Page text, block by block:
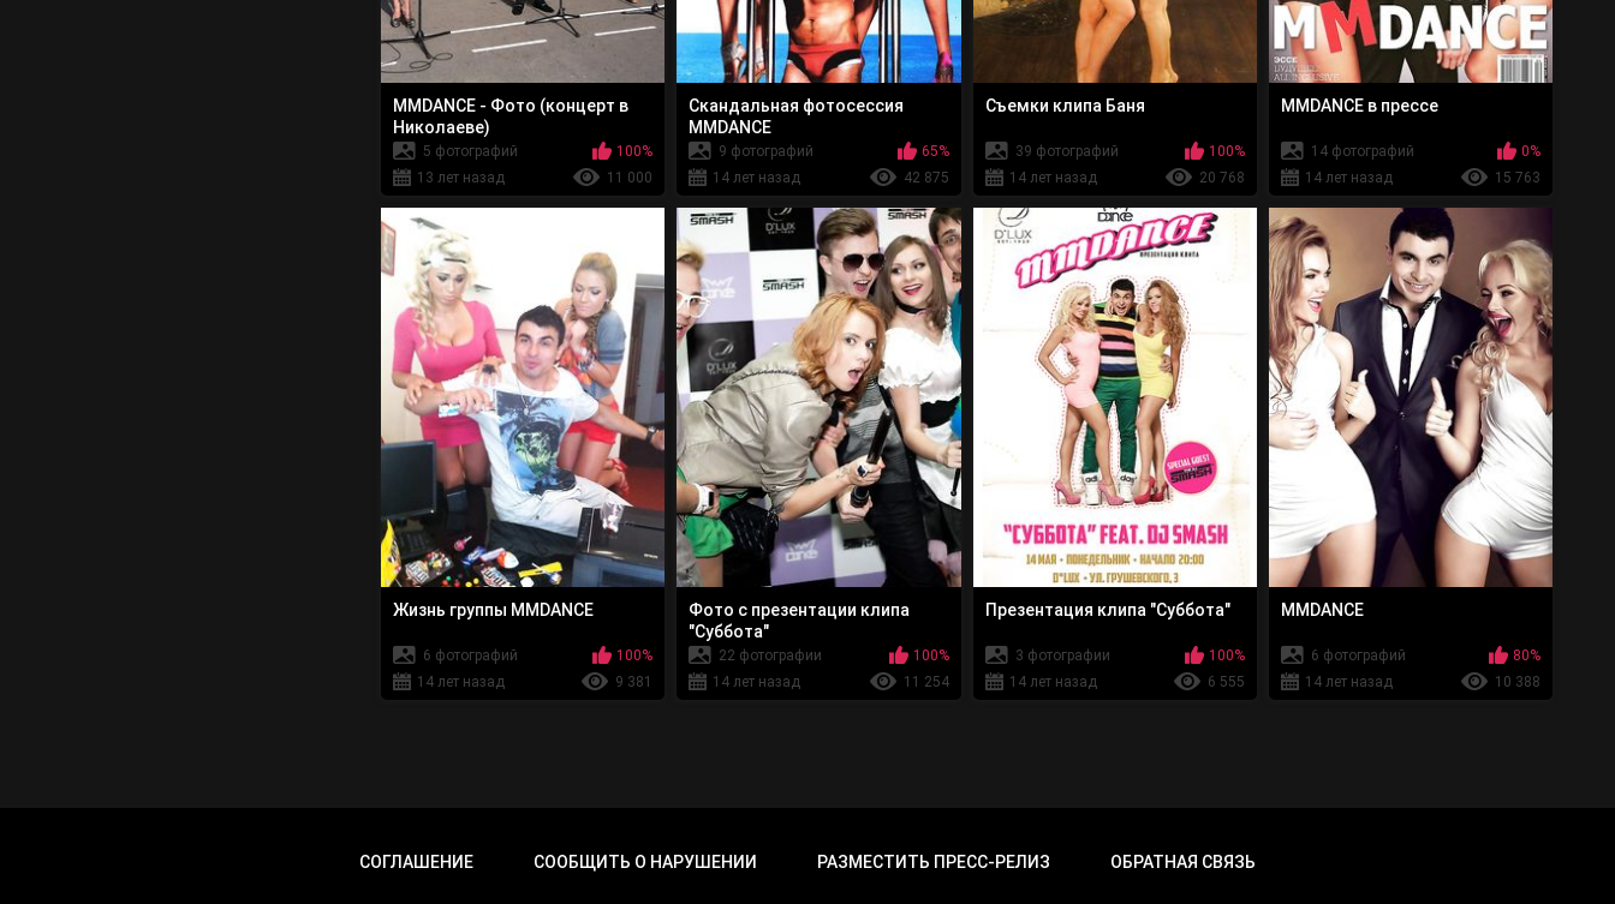
MMDANCE - Фото (концерт в
Николаеве)
5 фотографий
100%
13 лет назад
11 000
Cкандальная фотосессия
MMDANCE
9 фотографий
65%
14 лет назад
42 875
Съемки клипа Баня
39 фотографий
100%
14 лет назад
20 768
MMDANCE в прессе
14 фотографий
0%
14 лет назад
15 763
Жизнь группы MMDANCE
6 фотографий
100%
14 лет назад
9 381
Фото с презентации клипа
"Суббота"
22 фотографии
100%
14 лет назад
11 254
Презентация клипа "Суббота"
3 фотографии
100%
14 лет назад
6 555
MMDANCE
6 фотографий
80%
14 лет назад
10 388
СОГЛАШЕНИЕ СООБЩИТЬ О НАРУШЕНИИ РАЗМЕСТИТЬ ПРЕСС-РЕЛИЗ ОБРАТНАЯ СВЯЗЬ